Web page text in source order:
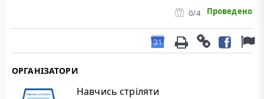
0/4 Проведено
ОРГАНІЗАТОРИ
Навчись стріляти